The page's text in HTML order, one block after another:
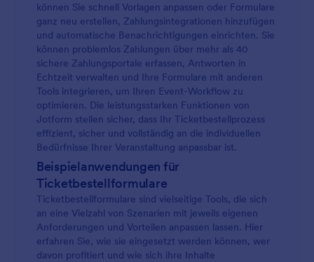
können Sie schnell Vorlagen anpassen oder Formulare
ganz neu erstellen, Zahlungsintegrationen hinzufügen
und automatische Benachrichtigungen einrichten. Sie
können problemlos Zahlungen über mehr als 40
sichere Zahlungsportale erfassen, Antworten in
Echtzeit verwalten und Ihre Formulare mit anderen
Tools integrieren, um Ihren Event-Workflow zu
optimieren. Die leistungsstarken Funktionen von
Jotform stellen sicher, dass Ihr Ticketbestellprozess
effizient, sicher und vollständig an die individuellen
Bedürfnisse Ihrer Veranstaltung anpassbar ist.
Beispielanwendungen für
Ticketbestellformulare
Ticketbestellformulare sind vielseitige Tools, die sich
an eine Vielzahl von Szenarien mit jeweils eigenen
Anforderungen und Vorteilen anpassen lassen. Hier
erfahren Sie, wie sie eingesetzt werden können, wer
davon profitiert und wie sich ihre Inhalte